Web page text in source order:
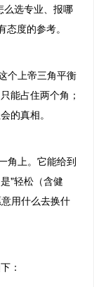
么选专业、报哪
度的参考。
个上帝三角平衡
能占住两个角；
的真相。
角上。它能给到
"轻松（含健
用什么去换什
：